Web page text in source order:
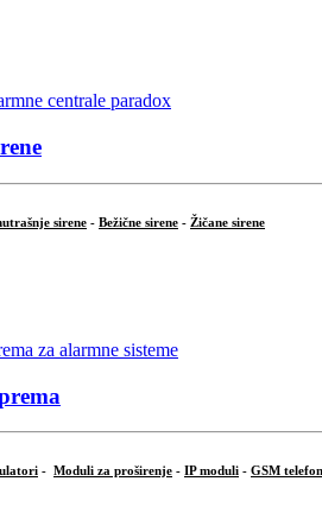
sirene - Bežične sirene - Žičane sirene
- Moduli za proširenje - IP moduli - GSM